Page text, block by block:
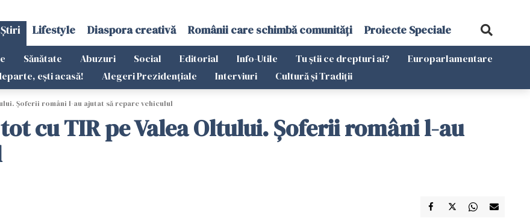
Știri Lifestyle Diaspora creativă Românii care schimbă comunități Proiecte Speciale
Sănătate Abuzuri Social Editorial Info-Utile Tu știi ce drepturi ai?
Europarlamentare
ești acasă! Alegeri Prezidențiale Interviuri Cultură și Tradiții
Șoferii români l-au ajutat să repare vehiculul
cu TIR pe Valea Oltului. Șoferii români l-au